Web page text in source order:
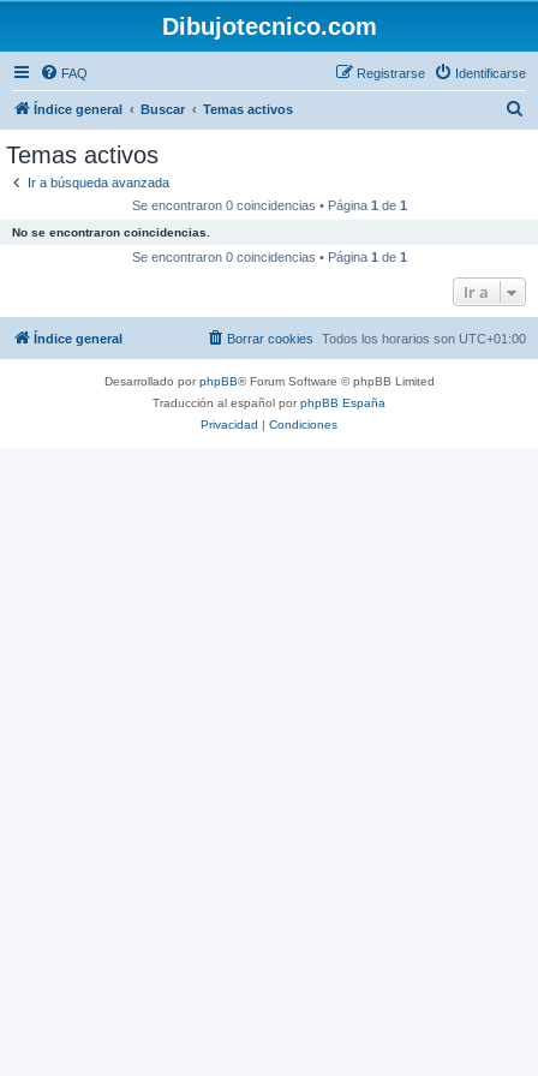
Dibujotecnico.com
FAQ Identificarse
Registrarse
Índice general Buscar Temas activos
Temas activos
Ir a búsqueda avanzada
Se encontraron 0 coincidencias • Página 1 de 1
No se encontraron coincidencias.
Se encontraron 0 coincidencias • Página 1 de 1
Ir a
Índice general Todos los horarios son UTC+01:00
Borrar cookies
Desarrollado porphpBB® Forum Software © phpBB Limited
Traducción al español porphpBB España
Privacidad | Condiciones